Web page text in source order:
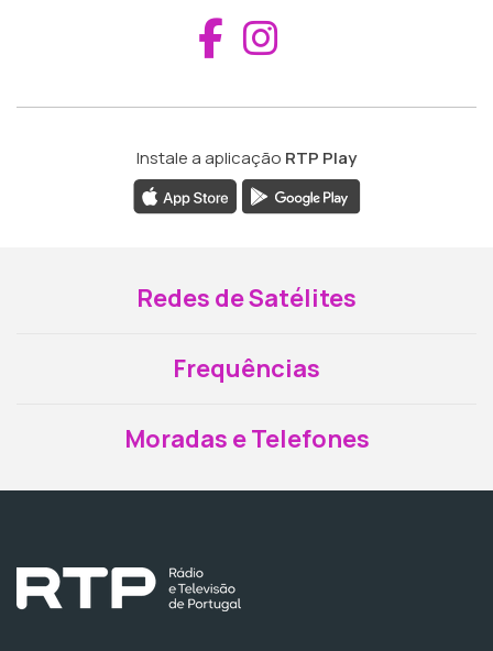
Aceder ao
Instale a aplicação RTP Play
Redes de Satélites
Frequências
Moradas e Telefones